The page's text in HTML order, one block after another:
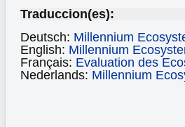
Traduccion(es):
Deutsch: Millennium
English: Millennium
Français: Evaluation des
Nederlands: Millennium